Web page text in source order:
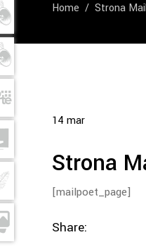
Home / Strona
14 mar
Strona
[mailpoet_page]
Share: